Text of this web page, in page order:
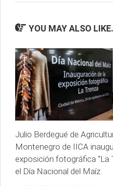
YOU MAY ALSO
Julio Berdegué de
Montenegro de IICA
exposición fotográfica “La
el Día Nacional del Maíz